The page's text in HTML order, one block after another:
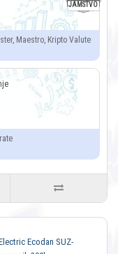
JAMSTVO
Maestro, Kripto Valute